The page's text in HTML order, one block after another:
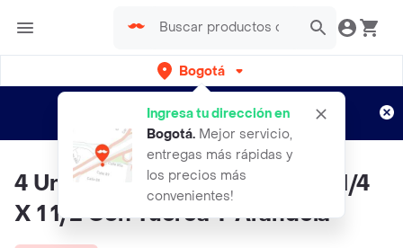
Bogotá
Ingresa tu dirección en
Bogotá. Mejor servicio,
entregas más rápidas y
los precios más
convenientes!
envíos gratis por semanas
Aplican TyC
4 Unidades Tornillo Hexagonal 1/4
X 1 1/2 Con Tuerca Y Arandela